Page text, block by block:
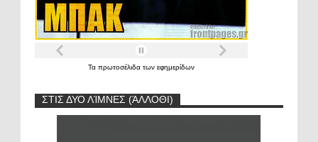
Τα πρωτοσέλιδα των εφημερίδων
ΣΤΙΣ ΔΥΟ ΛΊΜΝΕΣ (ΆΛΛΟΘΙ)